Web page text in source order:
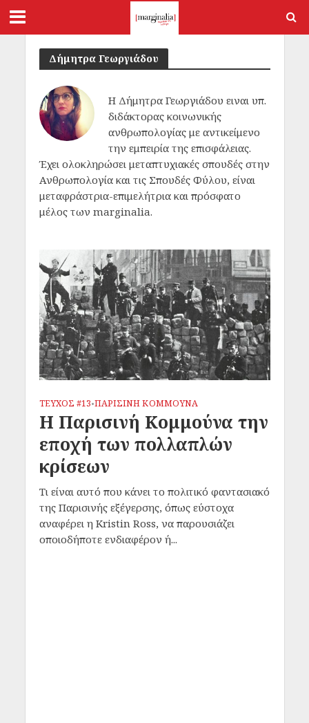
Δήμητρα Γεωργιάδου
Η Δήμητρα Γεωργιάδου ειναι υπ.
διδάκτορας κοινωνικής
ανθρωπολογίας με αντικείμενο
την εμπειρία της επισφάλειας.
Έχει ολοκληρώσει μεταπτυχιακές σπουδές στην
Ανθρωπολογία και τις Σπουδές Φύλου, είναι
μεταφράστρια-επιμελήτρια και πρόσφατο
μέλος των marginalia.
ΤΕΥΧΟΣ #13•ΠΑΡΙΣΙΝΗ ΚΟΜΜΟΥΝΑ
Η Παρισινή Κομμούνα την
εποχή των πολλαπλών
κρίσεων
Τι είναι αυτό που κάνει το πολιτικό φαντασιακό
της Παρισινής εξέγερσης, όπως εύστοχα
αναφέρει η Kristin Ross, να παρουσιάζει
οποιοδήποτε ενδιαφέρον ή...